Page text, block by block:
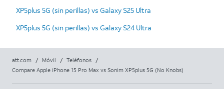
XP5plus 5G (sin perillas) vs Galaxy S25 Ultra
XP5plus 5G (sin perillas) vs Galaxy S24 Ultra
att.com / Móvil / Teléfonos
/
Compare Apple iPhone 15 Pro Max vs Sonim XP5plus 5G (No Knobs)